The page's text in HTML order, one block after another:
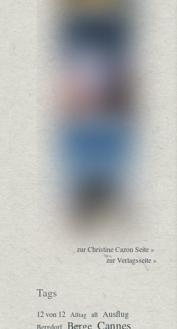
zur Christine Cazon Seite »
zur Verlagsseite »
Tags
12 von 12 Alltag alt Ausflug
Bergdorf Berge Cannes